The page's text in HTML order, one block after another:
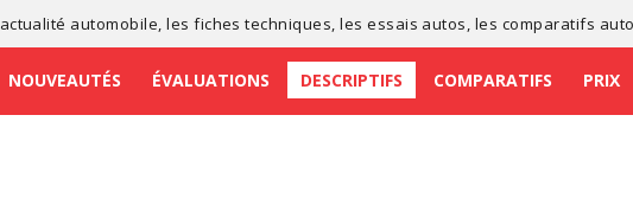
actualité automobile , lesfiches techniques , lesessais autos , les comparatifs
NOUVEAUTÉS ÉVALUATIONS DESCRIPTIFS COMPARATIFS PRIX